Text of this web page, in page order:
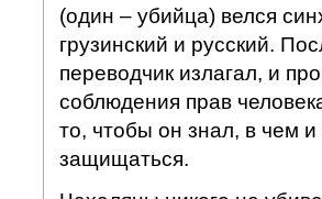
(один – убийца) велся
грузинский и русский.
переводчик излагал, и
соблюдения прав
то, чтобы он знал, в чем и
защищаться.